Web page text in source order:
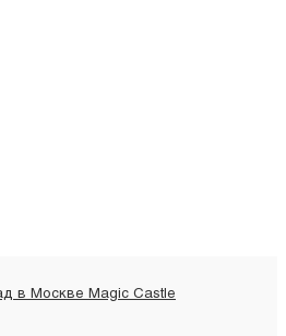
в Москве Magic Castle